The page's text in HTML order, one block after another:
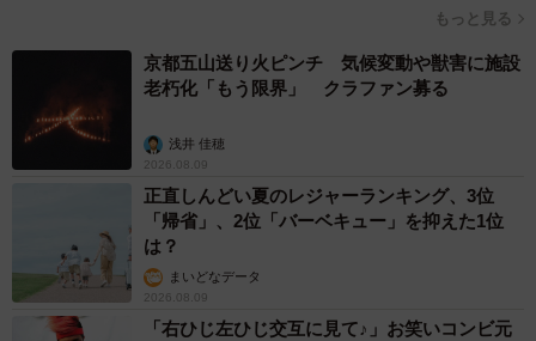
もっと見る
京都五山送り火ピンチ 気候変動や獣害に施設
老朽化「もう限界」 クラファン募る
浅井 佳穂
2026.08.09
正直しんどい夏のレジャーランキング、3位
「帰省」、2位「バーベキュー」を抑えた1位
は？
まいどなデータ
2026.08.09
「右ひじ左ひじ交互に見て♪」お笑いコンビ元